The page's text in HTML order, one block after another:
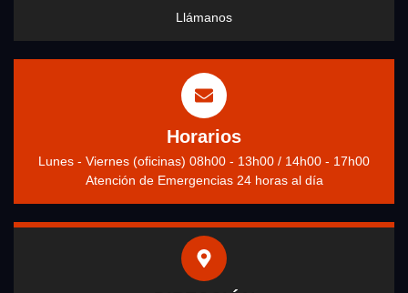
Llámanos
Horarios
Lunes - Viernes (oficinas) 08h00 - 13h00 / 14h00 - 17h00
Atención de Emergencias 24 horas al día